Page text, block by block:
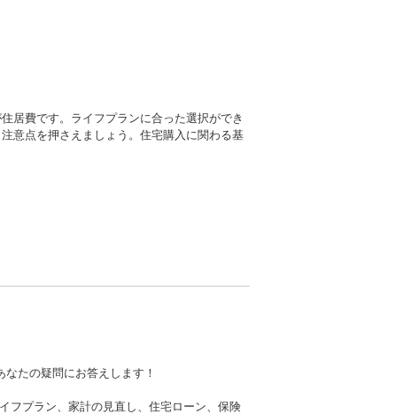
居費です。ライフプランに合った選択ができ
意点を押さえましょう。住宅購入に関わる基
なたの疑問にお答えします！
フプラン、家計の見直し、住宅ローン、保険